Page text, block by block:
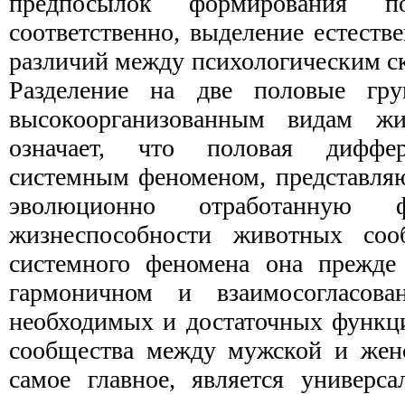
соответственно, выделение
различий между психологическим
Разделение на две половые
высокоорганизованным видам
означает, что половая
системным феноменом,
эволюционно отработанную
жизнеспособности животных
системного феномена она
гармоничном и
необходимых и достаточных
сообщества между мужской и
самое главное, является